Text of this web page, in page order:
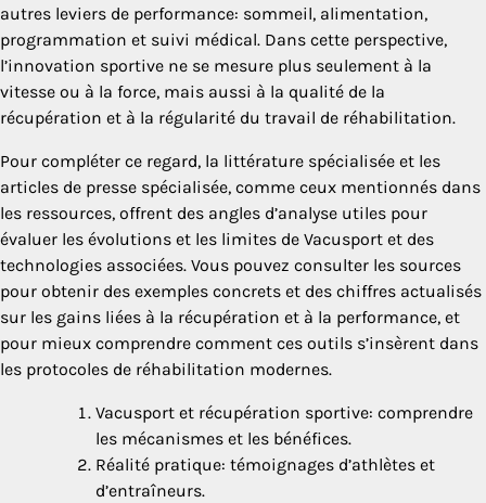
autres leviers de performance: sommeil, alimentation,
programmation et suivi médical. Dans cette perspective,
l’innovation sportive ne se mesure plus seulement à la
vitesse ou à la force, mais aussi à la qualité de la
récupération et à la régularité du travail de réhabilitation.
Pour compléter ce regard, la littérature spécialisée et les
articles de presse spécialisée, comme ceux mentionnés dans
les ressources, offrent des angles d’analyse utiles pour
évaluer les évolutions et les limites de Vacusport et des
technologies associées. Vous pouvez consulter les sources
pour obtenir des exemples concrets et des chiffres actualisés
sur les gains liées à la récupération et à la performance, et
pour mieux comprendre comment ces outils s’insèrent dans
les protocoles de réhabilitation modernes.
Vacusport et récupération sportive: comprendre
les mécanismes et les bénéfices.
Réalité pratique: témoignages d’athlètes et
d’entraîneurs.